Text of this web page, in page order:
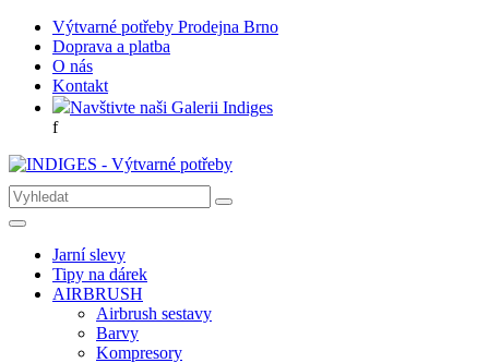
Výtvarné potřeby Prodejna Brno
Doprava a platba
O nás
Kontakt
Navštivte naši Galerii Indiges
f
Jarní slevy
Tipy na dárek
AIRBRUSH
Airbrush sestavy
Barvy
Kompresory